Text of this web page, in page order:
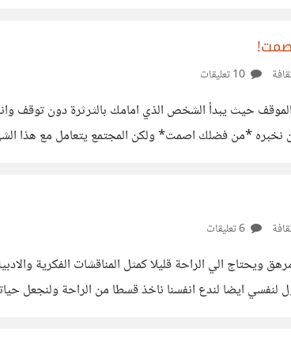
الموقف حيث يبدأ الشخص الذي امامك بالثرثرة دون توقف
ان نخبره *من فضلك اصمت* ولكن المجتمع يتعامل مع هذا
ويحتاج الي الراحة قليلا كمثل المناقشات الفكرية
لنفسي ايضا لندع انفسنا ناخذ قسطا من الراحة ولنجعل